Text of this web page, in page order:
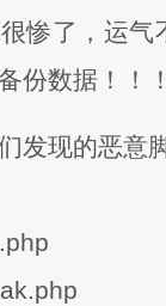
惨了，运
份数据！！！
发现的恶意